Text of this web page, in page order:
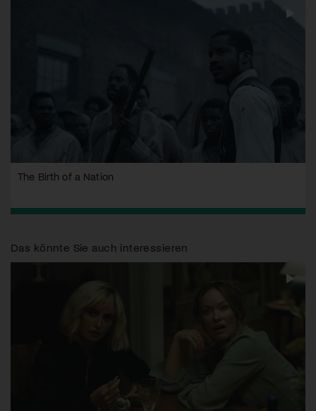
The Birth of a Nation
Das könnte Sie auch interessieren